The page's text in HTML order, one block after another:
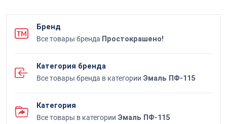
Бренд
Все товары бренда Простокрашено!
Категория бренда
Все товары бренда в категории Эмаль ПФ-115
Категория
Все товары в категории Эмаль ПФ-115